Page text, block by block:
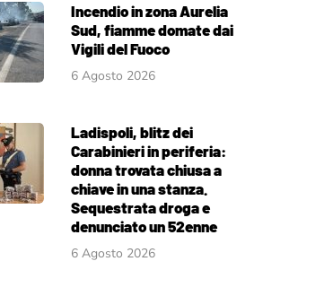
Incendio in zona Aurelia
Sud, fiamme domate dai
Vigili del Fuoco
6 Agosto 2026
Ladispoli, blitz dei
Carabinieri in periferia:
donna trovata chiusa a
chiave in una stanza.
Sequestrata droga e
denunciato un 52enne
6 Agosto 2026